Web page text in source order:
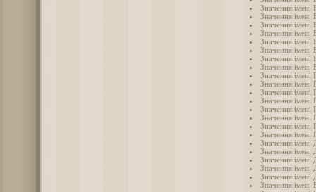
Значення імені
Значення імені
Значення імені
Значення імені
Значення імені
Значення
Значення імені
Значення імені
Значення імені
Значення імені
Значення імені
Значення імені
Значення імені
Значення імені
Значення імені
Значення імені
Значення імені
Значення імені
Значення імені
Значення імені
Значення імені
Значення імені